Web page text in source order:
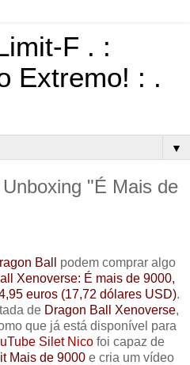
F . :
Extremo! : .
▼
"É Mais de
Ball
podem comprar algo
Xenoverse: É mais de 9000,
euros (17,72 dólares USD).
de Dragon Ball Xenoverse,
que já está disponível para
Silet Nicofoi capaz de
Mais de 9000 e cria um vídeo